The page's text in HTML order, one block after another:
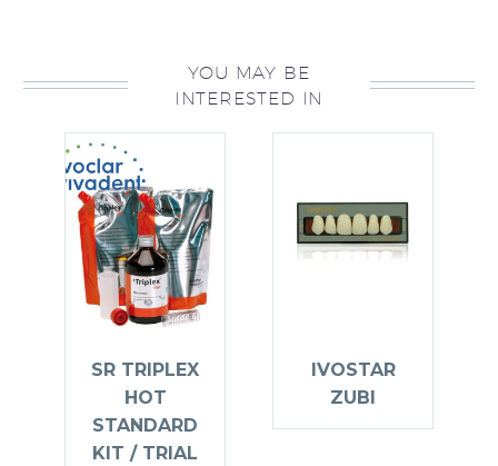
YOU MAY BE
INTERESTED IN
SR TRIPLEX
HOT
STANDARD
KIT / TRIAL
IVOSTAR
ZUBI